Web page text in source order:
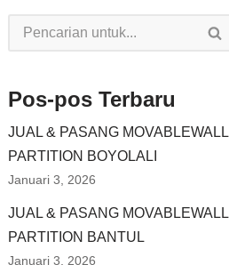
Pos-pos Terbaru
JUAL & PASANG MOVABLEWALL
PARTITION BOYOLALI
Januari 3, 2026
JUAL & PASANG MOVABLEWALL
PARTITION BANTUL
Januari 3, 2026